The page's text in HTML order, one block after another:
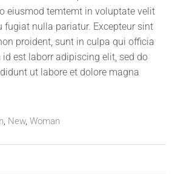
eiusmod temtemt in voluptate velit
fugiat nulla pariatur. Excepteur sint
proident, sunt in culpa qui officia
est laborr adipiscing elit, sed do
ut labore et dolore magna
, New, Woman